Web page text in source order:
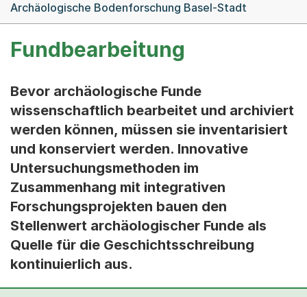
Archäologische Bodenforschung Basel-Stadt
Fundbearbeitung
Bevor archäologische Funde
wissenschaftlich bearbeitet und archiviert
werden können, müssen sie inventarisiert
und konserviert werden. Innovative
Untersuchungsmethoden im
Zusammenhang mit integrativen
Forschungsprojekten bauen den
Stellenwert archäologischer Funde als
Quelle für die Geschichtsschreibung
kontinuierlich aus.